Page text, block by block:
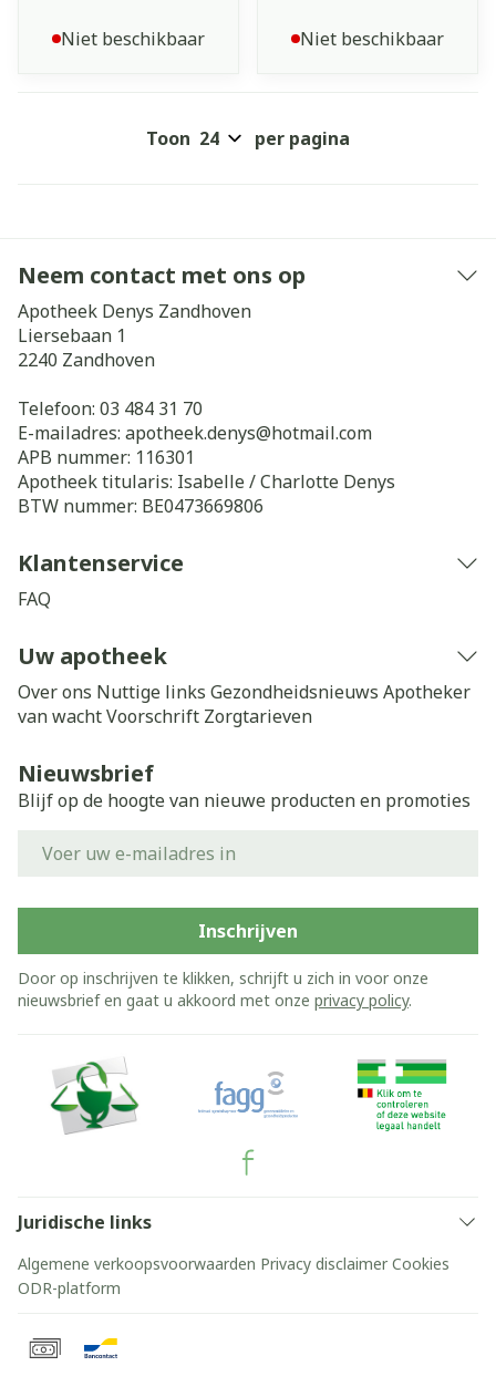
Niet beschikbaar Niet beschikbaar
Toon per pagina
Neem contact met ons op
Apotheek Denys Zandhoven
Liersebaan 1
2240 Zandhoven
Telefoon: 03 484 31 70
E-mailadres: apotheek.denys@hotmail.com
APB nummer: 116301
Apotheek titularis: Isabelle / Charlotte Denys
BTW nummer: BE0473669806
Klantenservice
FAQ
Uw apotheek
Over ons Nuttige links Gezondheidsnieuws Apotheker
van wachtVoorschrift Zorgtarieven
Nieuwsbrief
Blijf op de hoogte van nieuwe producten en promoties
Inschrijven
Door op inschrijven te klikken, schrijft u zich in voor onze
nieuwsbrief en gaat u akkoord met onze privacy policy.
Juridische links
Algemene verkoopsvoorwaarden Privacy disclaimer Cookies
ODR-platform